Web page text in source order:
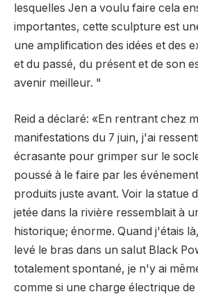
lesquelles Jen a voulu faire cela
importantes, cette sculpture est
une amplification des idées et des
et du passé, du présent et de son
avenir meilleur. "
Reid a déclaré: «En rentrant chez
manifestations du 7 juin, j'ai
écrasante pour grimper sur le
poussé à le faire par les
produits juste avant. Voir la statue
jetée dans la rivière ressemblait à
historique; énorme. Quand j'étais
levé le bras dans un salut Black
totalement spontané, je n'y ai
comme si une charge électrique